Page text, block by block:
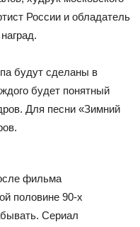
России и обладатель
будут сделаны в
будет понятный
Для песни «Зимний
фильма
половине 90-х
Сериал